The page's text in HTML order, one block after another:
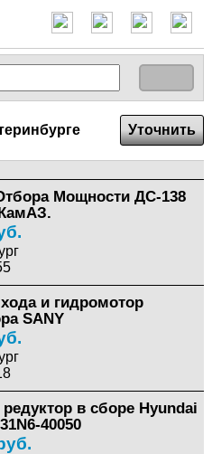
Уточнить
Мощности ДС-138
и гидромотор
SANY
в сборе Hyundai
40050